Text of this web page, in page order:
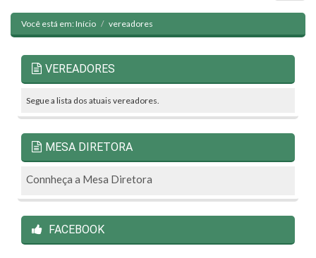
Você está em:Início vereadores
VEREADORES
Segue a lista dos atuais vereadores.
MESA DIRETORA
Connheça a Mesa Diretora
FACEBOOK